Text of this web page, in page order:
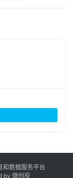
数据服务平台
by 微创投